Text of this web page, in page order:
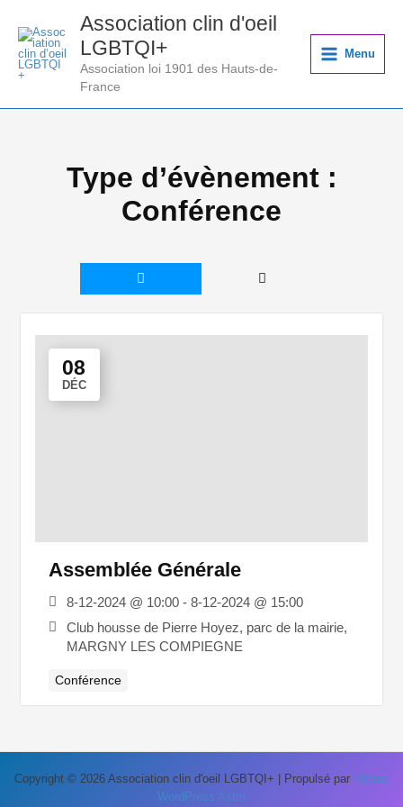
contenu
Association clin d'oeil
LGBTQI+
Association loi 1901 des Hauts-de-
France
Menu
Type d’évènement :
Conférence
08
DÉC
Assemblée Générale
8-12-2024 @ 10:00 - 8-12-2024 @ 15:00
Club housse de Pierre Hoyez, parc de la mairie,
MARGNY LES COMPIEGNE
Conférence
Copyright © 2026 Association clin d'oeil LGBTQI+ | Propulsé par Thème
WordPress Astra